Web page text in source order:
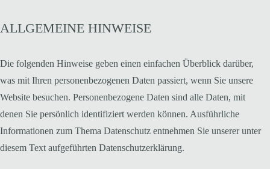
ALLGEMEINE HINWEISE
Die folgenden Hinweise geben einen einfachen Überblick darüber,
was mit Ihren personenbezogenen Daten passiert, wenn Sie unsere
Website besuchen. Personenbezogene Daten sind alle Daten, mit
denen Sie persönlich identifiziert werden können. Ausführliche
Informationen zum Thema Datenschutz entnehmen Sie unserer unter
diesem Text aufgeführten Datenschutzerklärung.